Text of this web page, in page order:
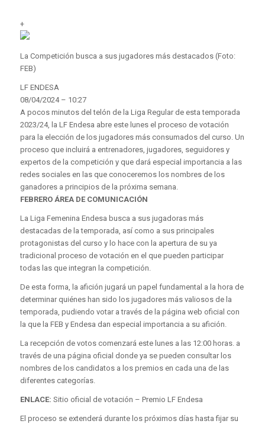
+
La Competición busca a sus jugadores más destacados (Foto:
FEB)
LF ENDESA
08/04/2024 – 10:27
A pocos minutos del telón de la Liga Regular de esta temporada
2023/24, la LF Endesa abre este lunes el proceso de votación
para la elección de los jugadores más consumados del curso. Un
proceso que incluirá a entrenadores, jugadores, seguidores y
expertos de la competición y que dará especial importancia a las
redes sociales en las que conoceremos los nombres de los
ganadores a principios de la próxima semana.
FEBRERO ÁREA DE COMUNICACIÓN
La Liga Femenina Endesa busca a sus jugadoras más
destacadas de la temporada, así como a sus principales
protagonistas del curso y lo hace con la apertura de su ya
tradicional proceso de votación en el que pueden participar
todas las que integran la competición.
De esta forma, la afición jugará un papel fundamental a la hora de
determinar quiénes han sido los jugadores más valiosos de la
temporada, pudiendo votar a través de la página web oficial con
la que la FEB y Endesa dan especial importancia a su afición.
La recepción de votos comenzará este lunes a las 12:00 horas. a
través de una página oficial donde ya se pueden consultar los
nombres de los candidatos a los premios en cada una de las
diferentes categorías.
ENLACE: Sitio oficial de votación – Premio LF Endesa
El proceso se extenderá durante los próximos días hasta fijar su